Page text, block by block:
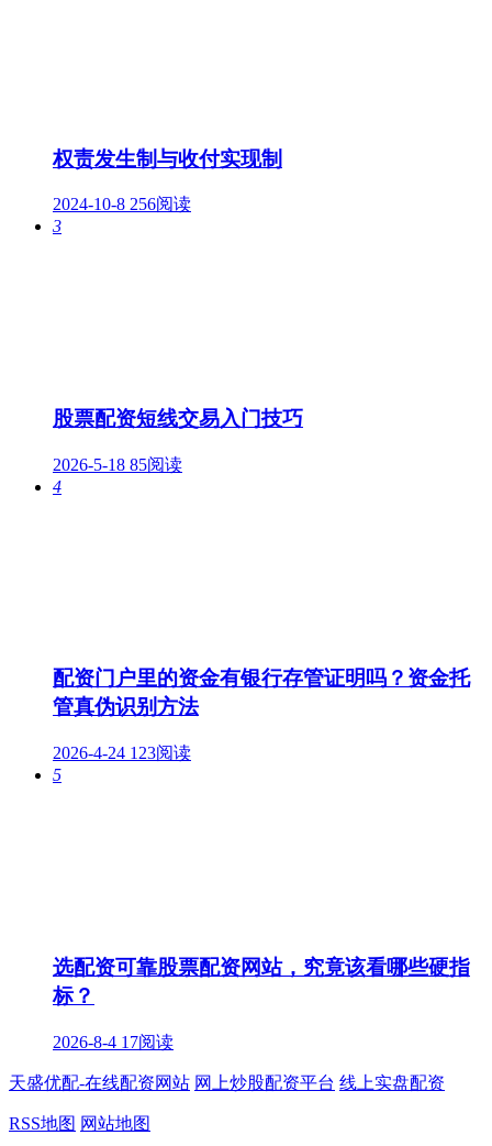
权责发生制与收付实现制
2024-10-8 256阅读
3
股票配资短线交易入门技巧
2026-5-18 85阅读
4
配资门户里的资金有银行存管证明吗？资金托
管真伪识别方法
2026-4-24 123阅读
5
选配资可靠股票配资网站，究竟该看哪些硬指
标？
2026-8-4 17阅读
天盛优配-在线配资网站 网上炒股配资平台 线上实盘配资
RSS地图 网站地图